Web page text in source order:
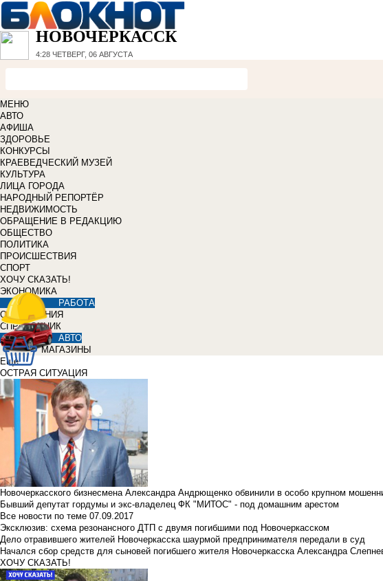
НОВОЧЕРКАССК
4:28 ЧЕТВЕРГ, 06 АВГУСТА
МЕНЮ
АВТО
АФИША
ЗДОРОВЬЕ
КОНКУРСЫ
КРАЕВЕДЧЕСКИЙ МУЗЕЙ
КУЛЬТУРА
ЛИЦА ГОРОДА
НАРОДНЫЙ РЕПОРТЁР
НЕДВИЖИМОСТЬ
ОБРАЩЕНИЕ В РЕДАКЦИЮ
ОБЩЕСТВО
ПОЛИТИКА
ПРОИСШЕСТВИЯ
СПОРТ
ХОЧУ СКАЗАТЬ!
ЭКОНОМИКА
РАБОТА
ОБЪЯВЛЕНИЯ
СПРАВОЧНИК
АВТО
МАГАЗИНЫ
Еще
ОСТРАЯ СИТУАЦИЯ
Новочеркасского бизнесмена Александра Андрющенко обвинили в особо крупном
Бывший депутат гордумы и экс-владелец ФК "МИТОС" - под домашним арестом
Все новости по теме 07.09.2017
Эксклюзив: схема резонансного ДТП с двумя погибшими под Новочеркасском
Дело отравившего жителей Новочеркасска шаурмой предпринимателя передали в суд
Начался сбор средств для сыновей погибшего жителя Новочеркасска Александра
ХОЧУ СКАЗАТЬ!